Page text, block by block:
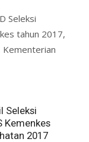
Seleksi
tahun 2017,
Kementerian
Seleksi
Kemenkes
2017